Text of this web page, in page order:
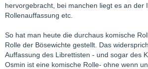
hervorgebracht, bei manchen liegt es an der
Rollenauffassung etc.
So hat man heute die durchaus komische
Rolle der Bösewichte gestellt. Das
Auffassung des Librettisten - und sogar des
Osmin ist eine komische Rolle- ohne wenn